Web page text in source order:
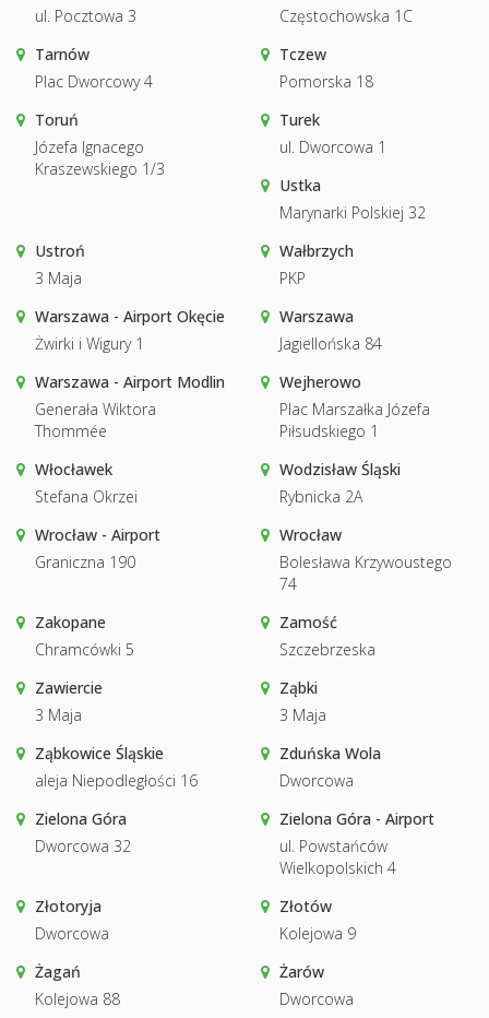
ul. Pocztowa 3
Częstochowska 1C
Tarnów
Plac Dworcowy 4
Tczew
Pomorska 18
Toruń
Józefa Ignacego
Kraszewskiego 1/3
Turek
ul. Dworcowa 1
Ustka
Marynarki Polskiej 32
Ustroń
3 Maja
Wałbrzych
PKP
Warszawa - Airport Okęcie
Żwirki i Wigury 1
Warszawa
Jagiellońska 84
Warszawa - Airport Modlin
Generała Wiktora
Thommée
Wejherowo
Plac Marszałka Józefa
Piłsudskiego 1
Włocławek
Stefana Okrzei
Wodzisław Śląski
Rybnicka 2A
Wrocław - Airport
Graniczna 190
Wrocław
Bolesława Krzywoustego
74
Zakopane
Chramcówki 5
Zamość
Szczebrzeska
Zawiercie
3 Maja
Ząbki
3 Maja
Ząbkowice Śląskie
aleja Niepodległości 16
Zduńska Wola
Dworcowa
Zielona Góra
Dworcowa 32
Zielona Góra - Airport
ul. Powstańców
Wielkopolskich 4
Złotoryja
Dworcowa
Złotów
Kolejowa 9
Żagań
Kolejowa 88
Żarów
Dworcowa